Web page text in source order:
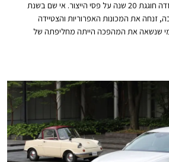
המשפחתית הגדולה של מאזדה חוגגת 20 שנה על פסי הייצור. אי שם בשנת
זנחה את המכונות האפרוריות והצטיידה
שנשאה את המהפכה הייתה מחליפתה של
גווני צהוב ואדום, תא הנוסעים זכה למראה
מהנה.